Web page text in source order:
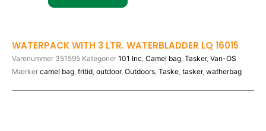
WATERPACK WITH 3 LTR. WATERBLADDER LQ 16015
Varenummer 351595 Kategorier 101 Inc, Camel bag, Tasker, Van-OS
Mærker camel bag, fritid, outdoor, Outdoors, Taske, tasker, watherbag